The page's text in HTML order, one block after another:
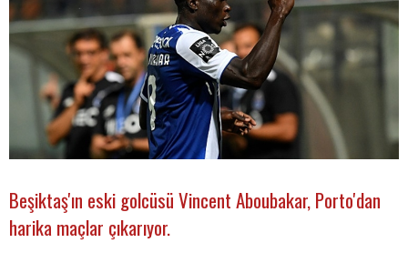
Beşiktaş'ın eski golcüsü Vincent Aboubakar, Porto'dan
harika maçlar çıkarıyor.